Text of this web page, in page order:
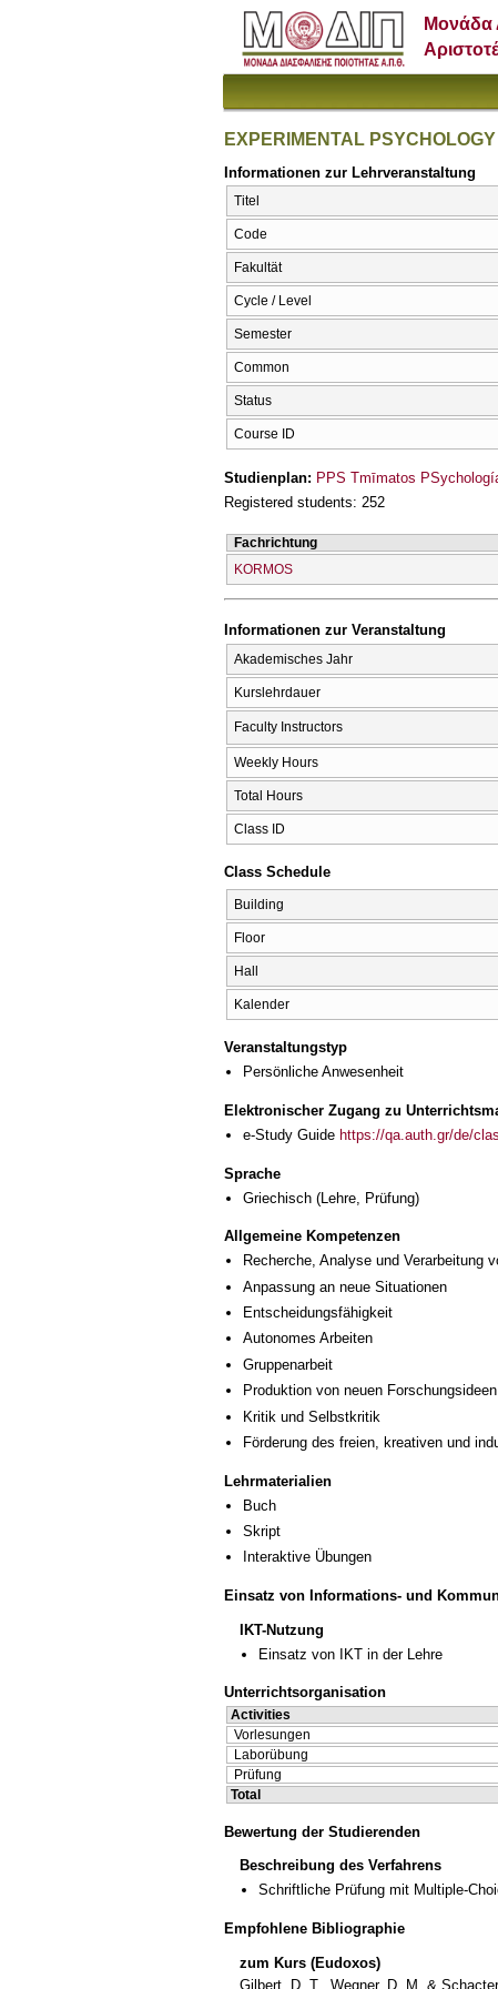
Μονάδα
EXPERIMENTAL PSYCHOLOGY
Informationen zur Lehrveranstaltung
Titel
Code
Fakultät
Cycle / Level
Semester
Common
Status
Course ID
Studienplan: PPS Tmīmatos
Registered students: 252
Fachrichtung
KORMOS
Informationen zur Veranstaltung
Akademisches Jahr
Kurslehrdauer
Faculty Instructors
Weekly Hours
Total Hours
Class ID
Class Schedule
Building
Floor
Hall
Kalender
Veranstaltungstyp
Persönliche Anwesenheit
Elektronischer Zugang zu
e-Study Guide https://qa.auth.gr/de/
Sprache
Griechisch (Lehre, Prüfung)
Allgemeine Kompetenzen
Recherche, Analyse und Verarbeitung
Anpassung an neue Situationen
Entscheidungsfähigkeit
Autonomes Arbeiten
Gruppenarbeit
Produktion von neuen Forschungsideen
Kritik und Selbstkritik
Förderung des freien, kreativen und
Lehrmaterialien
Buch
Skript
Interaktive Übungen
Einsatz von Informations- und
IKT-Nutzung
Einsatz von IKT in der Lehre
Unterrichtsorganisation
Activities
Vorlesungen
Laborübung
Prüfung
Total
Bewertung der Studierenden
Beschreibung des Verfahrens
Schriftliche Prüfung mit Multiple-
Empfohlene Bibliographie
zum Kurs (Eudoxos)
Gilbert, D. T., Wegner, D. M. &